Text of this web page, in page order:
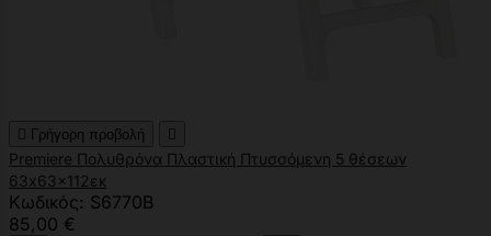
 Γρήγορη προβολή 
Premiere Πολυθρόνα Πλαστική Πτυσσόμενη 5 θέσεων
63x63x112εκ
Κωδικός: S6770B
85,00 €